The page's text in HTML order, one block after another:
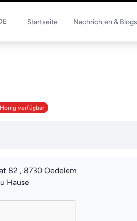
Startseite Nachrichten & Blogs
verfügbar
82 , 8730 Oedelem
Hause